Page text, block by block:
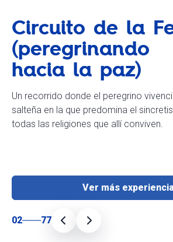
Circuito de la
(peregrinando
hacia la paz)
Un recorrido donde el peregrino
salteña en la que predomina el
todas las religiones que allí conviven.
Ver más
02 77